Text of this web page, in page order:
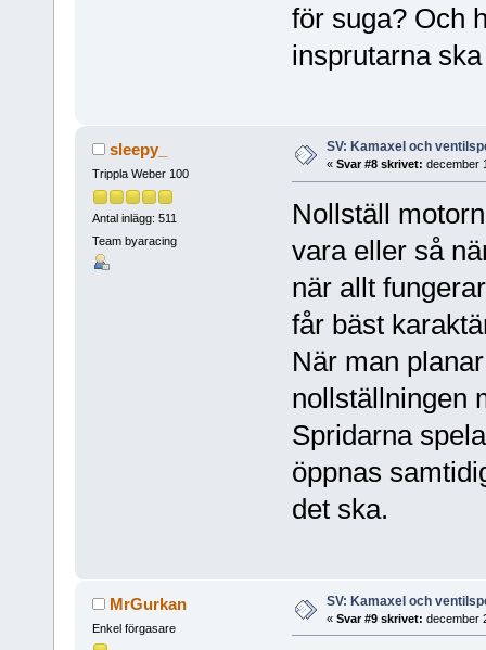
för suga? Och
insprutarna
sleepy_
Trippla Weber 100
Antal inlägg: 511
Team byaracing
SV: Kamaxel och
« Svar #8 skrivet: december
Nollställ
vara eller så
när allt
får bäst
När man
nollställningen
Spridarna
öppnas
det ska.
MrGurkan
Enkel förgasare
SV: Kamaxel och
« Svar #9 skrivet: december